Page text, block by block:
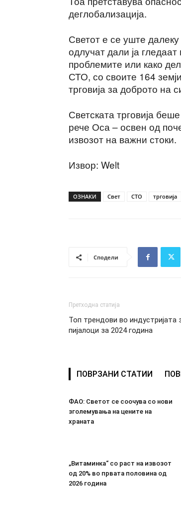
деглобализација.
Светот е се уште
одлучат дали ја
проблемите или како
СТО, со своите 164
трговија за доброто на
Светската трговија
рече Оса – освен од
извозот на важни стоки.
Извор: Welt
ОЗНАКИ Свет СТО трговија
Сподели
Претходна статија
Топ трендови во индустријата
пијалоци за 2024 година
ПОВРЗАНИ СТАТИИ
ФАО: Светот се соочува со нови
зголемувања на цените на
храната
„Витаминка“ со раст на извозот
од 20% во првата половина од
2026 година